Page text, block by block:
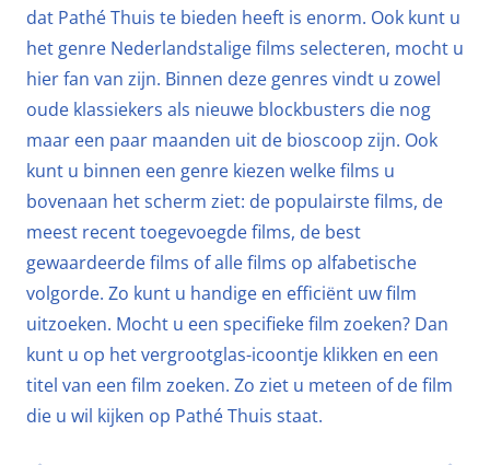
dat Pathé Thuis te bieden heeft is enorm. Ook kunt u
het genre Nederlandstalige films selecteren, mocht u
hier fan van zijn. Binnen deze genres vindt u zowel
oude klassiekers als nieuwe blockbusters die nog
maar een paar maanden uit de bioscoop zijn. Ook
kunt u binnen een genre kiezen welke films u
bovenaan het scherm ziet: de populairste films, de
meest recent toegevoegde films, de best
gewaardeerde films of alle films op alfabetische
volgorde. Zo kunt u handige en efficiënt uw film
uitzoeken. Mocht u een specifieke film zoeken? Dan
kunt u op het vergrootglas-icoontje klikken en een
titel van een film zoeken. Zo ziet u meteen of de film
die u wil kijken op Pathé Thuis staat.